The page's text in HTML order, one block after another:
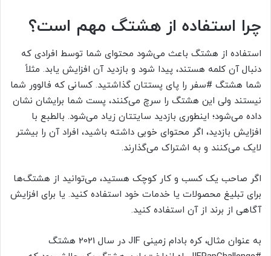
چرا استفاده از هشتگ مهم است؟
استفاده از هشتگ‌ باعث می‌شود محتوای شما توسط افرادی که
دنبال آن کلمه هستند، پیدا شود و بازدید آن افزایش یابد. مثلاً
شما هشتگ #سفر را پای پستتان گذاشتید. کسانی که فالوور شما
نیستند ولی این هشتگ را سرچ می‌کنند، پست شما برایشان نشان
داده می‌شود؛ اینطوری بازدید سایتتان زیاد می‌شود. بالطبع با
افزایش بازدید، اگر محتوای خوبی داشته باشید، افراد آن را بیشتر
لایک می‌کنند و به اشتراک می‌گذارند.
اگر صاحب یک کسب و کار کوچک هستید، می‌توانید از هشتگ‌ها
برای تبلیغ محصولات یا خدمات خود استفاده کنید. یا برای افزایش
آگاهی از برند از آن استفاده کنید.
به عنوان مثال، کره بادام زمینی JIF در سال 2021 هشتگ